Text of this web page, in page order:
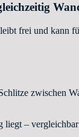
frei und kann
zwischen
liegt –